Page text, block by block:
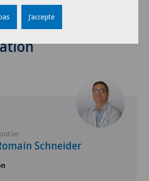
avec cette
Schneider
J'accepte